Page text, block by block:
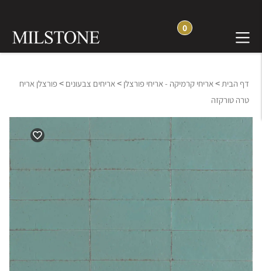
0
דף הבית> אריחי קרמיקה - אריחי פורצלן > אריחים צבעונים >פורצלן אריח
טרה טורקזה